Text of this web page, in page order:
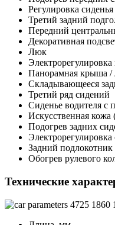
Регулировка
Третий задний
Передний
Декоративная
Люк
Панорамная крыша /
Складывающееся
Третий ряд сидений
Сиденье водителя с
Искусственная кожа
Подогрев задних
Электрорегулировка
Задний подлокотник
Обогрев рулевого
Технические
4725 1860